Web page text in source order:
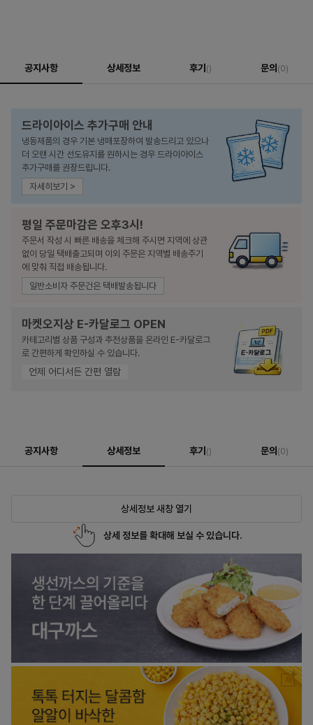
공지사항 상세정보 후기 () 문의 (0)
드라이아이스 추가구매 안내
냉동제품의 경우 기본 냉매포장하여 발송드리고 있으나
더 오랜 시간 선도유지를 원하시는 경우 드라이아이스
추가구매를 권장드립니다.
자세히보기 >
평일 주문마감은 오후3시!
주문서 작성 시 빠른 배송을 체크해 주시면 지역에 상관
없이 당일 택배출고되며 이외 주문은 지역별 배송주기
에 맞춰 직접 배송됩니다.
일반소비자 주문건은 택배발송됩니다
마켓오지상 E-카달로그 OPEN
카테고리별 상품 구성과 추천상품을 온라인 E-카달로그
로 간편하게 확인하실 수 있습니다.
언제 어디서든 간편 열람
공지사항 상세정보 후기 () 문의 (0)
상세정보 새창 열기
상세 정보를 확대해 보실 수 있습니다.